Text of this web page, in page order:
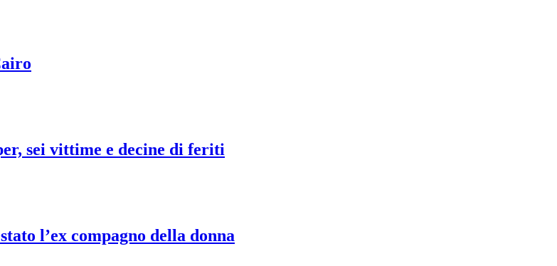
sei vittime e decine di feriti
l’ex compagno della donna